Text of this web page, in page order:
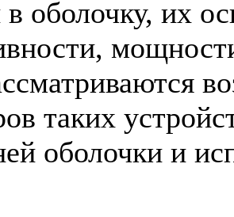
в оболочку, их
таких
оболочки и